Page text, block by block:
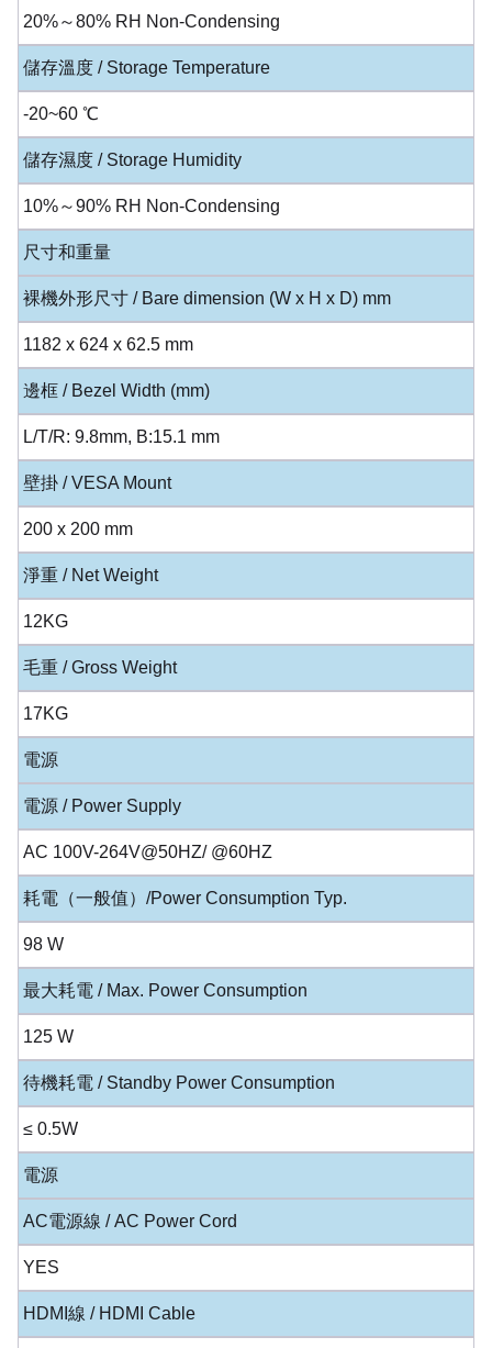
20%～80% RH Non-Condensing
儲存溫度 / Storage Temperature
-20~60 ℃
儲存濕度 / Storage Humidity
10%～90% RH Non-Condensing
尺寸和重量
裸機外形尺寸 / Bare dimension (W x H x D) mm
1182 x 624 x 62.5 mm
邊框 / Bezel Width (mm)
L/T/R: 9.8mm, B:15.1 mm
壁掛 / VESA Mount
200 x 200 mm
淨重 / Net Weight
12KG
毛重 / Gross Weight
17KG
電源
電源 / Power Supply
AC 100V-264V@50HZ/ @60HZ
耗電（一般值）/Power Consumption Typ.
98 W
最大耗電 / Max. Power Consumption
125 W
待機耗電 / Standby Power Consumption
≤ 0.5W
電源
AC電源線 / AC Power Cord
YES
HDMI線 / HDMI Cable